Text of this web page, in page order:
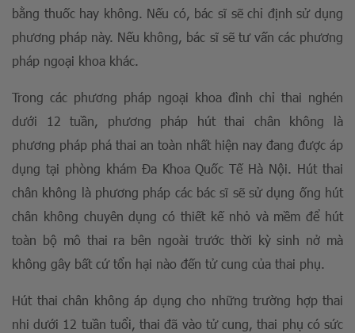
bằng thuốc hay không. Nếu có, bác sĩ sẽ chỉ định sử dụng
phương pháp này. Nếu không, bác sĩ sẽ tư vấn các phương
pháp ngoại khoa khác.
Trong các phương pháp ngoại khoa đình chỉ thai nghén
dưới 12 tuần, phương pháp hút thai chân không là
phương pháp phá thai an toàn nhất hiện nay đang được áp
dụng tại phòng khám Đa Khoa Quốc Tế Hà Nội. Hút thai
chân không là phương pháp các bác sĩ sẽ sử dụng ống hút
chân không chuyên dụng có thiết kế nhỏ và mềm để hút
toàn bộ mô thai ra bên ngoài trước thời kỳ sinh nở mà
không gây bất cứ tổn hại nào đến tử cung của thai phụ.
Hút thai chân không áp dụng cho những trường hợp thai
nhi dưới 12 tuần tuổi, thai đã vào tử cung, thai phụ có sức